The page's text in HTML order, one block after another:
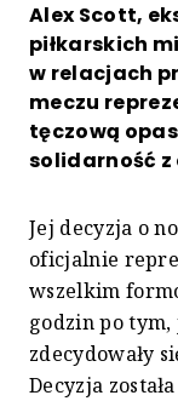
Alex Scott,
piłkarskich
w relacjach
meczu
tęczową
solidarność z
Jej decyzja o
oficjalnie
wszelkim
godzin po
zdecydowały
Decyzja